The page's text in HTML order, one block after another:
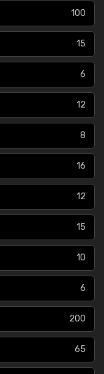
100
15
6
12
8
16
12
15
10
6
200
65